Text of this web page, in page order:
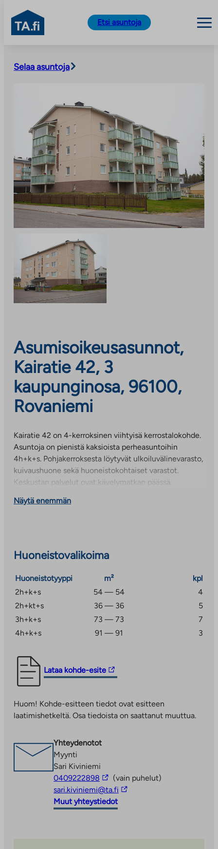
sisältöön
TA.fi
Etsi asuntoja
Selaa asuntoja
Asumisoikeusasunnot,
Kairatie 42, 3
kaupunginosa, 96100,
Rovaniemi
Kairatie 42 on 4-kerroksinen viihtyisä kerrostalokohde.
Asuntoja on pienistä kaksioista perheasuntoihin
4h+k+s. Pohjakerroksesta löytyvät ulkoiluvälinevarasto,
kuivaushuone sekä huoneistokohtaiset varastot.
Keskustan palvelut ovat kävelymatkan päässä.
Näytä enemmän
Huoneistovalikoima
Huoneistotyyppi m²
kpl
2h+k+s
54 — 54
4
2h+kt+s
36 — 36
5
3h+k+s
73 — 73
7
4h+k+s
91 — 91 3
Lataa kohde-esite
Linkki
palveluun.
Linkki
uuteen
välilehteen
Huom! Kohde-esitteen tiedot ovat esitteen
laatimishetkeltä. Osa tiedoista on saattanut muuttua.
Yhteydenotot
Myynti
Sari Kiviniemi
0409222898 Linkki
vie
ulkopuoliseen
(vain puhelut)
sari.kiviniemi@ta.fi Linkki
Muut yhteystiedot